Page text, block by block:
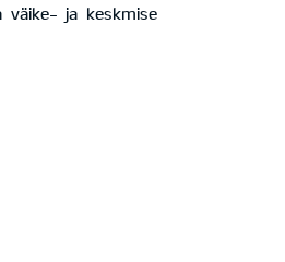
väike- ja keskmise